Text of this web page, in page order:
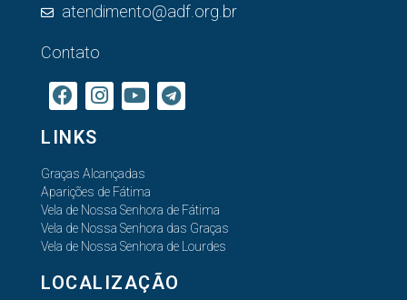
atendimento@adf.org.br
Contato
LINKS
Graças Alcançadas
Aparições de Fátima
Vela de Nossa Senhora de Fátima
Vela de Nossa Senhora das Graças
Vela de Nossa Senhora de Lourdes
LOCALIZAÇÃO